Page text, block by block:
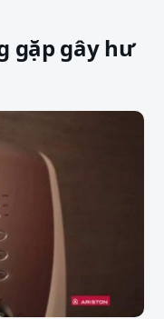
gặp gây hư